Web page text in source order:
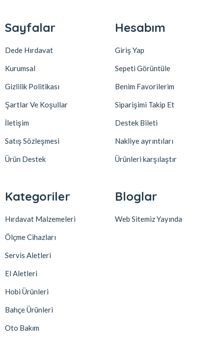
Sayfalar
Dede Hırdavat
Kurumsal
Gizlilik Politikası
Şartlar Ve Koşullar
İletişim
Satış Sözleşmesi
Ürün Destek
Hesabım
Giriş Yap
Sepeti Görüntüle
Benim Favorilerim
Siparişimi Takip Et
Destek Bileti
Nakliye ayrıntıları
Ürünleri karşılaştır
Kategoriler
Hırdavat Malzemeleri
Ölçme Cihazları
Servis Aletleri
El Aletleri
Hobi Ürünleri
Bahçe Ürünleri
Oto Bakım
Bloglar
Web Sitemiz Yayında